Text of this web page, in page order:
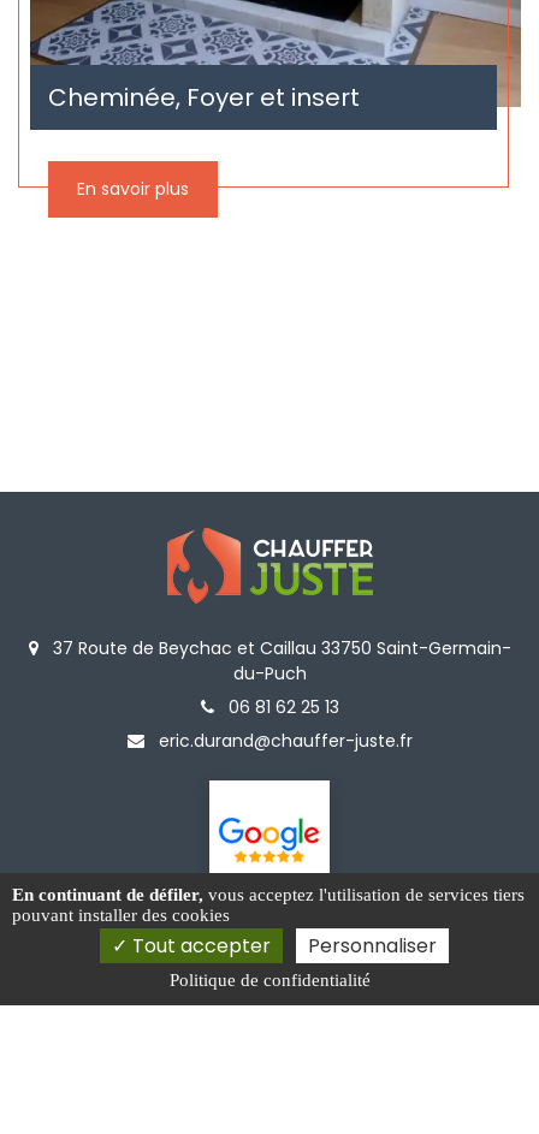
Cheminée, Foyer et insert
En savoir plus
37 Route de Beychac et Caillau 33750 Saint-Germain-
du-Puch
06 81 62 25 13
eric.durand@chauffer-juste.fr
Activités
Installation de filtre à eau Créon
Vente de poêles à bois Bordeaux Rive Droite
En continuant de défiler, vous acceptez l'utilisation de services tiers
pouvant installer des cookies
Tout accepter Personnaliser
Politique de confidentialité